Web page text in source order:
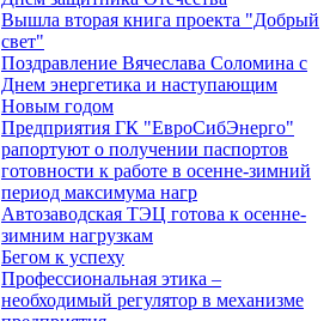
Вышла вторая книга проекта "Добрый
свет"
Поздравление Вячеслава Соломина с
Днем энергетика и наступающим
Новым годом
Предприятия ГК "ЕвроСибЭнерго"
рапортуют о получении паспортов
готовности к работе в осенне-зимний
период максимума нагр
Автозаводская ТЭЦ готова к осенне-
зимним нагрузкам
Бегом к успеху
Профессиональная этика –
необходимый регулятор в механизме